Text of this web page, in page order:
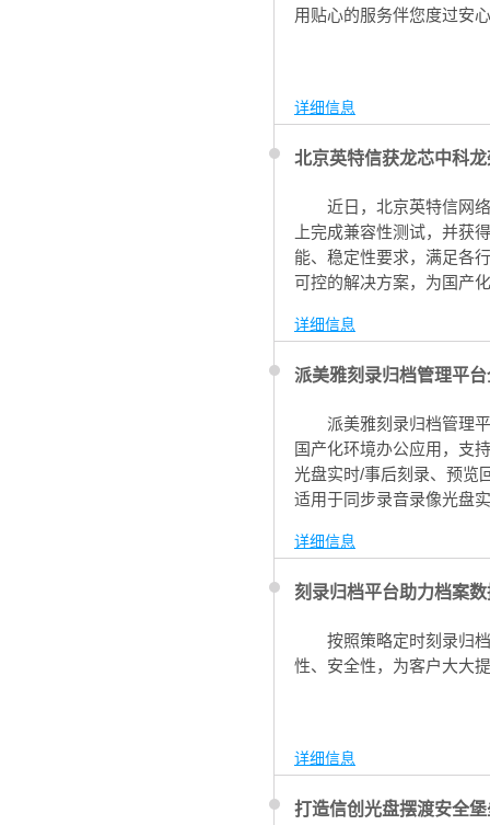
用贴心的服务伴您度过安
详细信息
北京英特信获龙芯中科
近日，北京英特信网
上完成兼容性测试，并获
能、稳定性要求，满足各
可控的解决方案，为国产
详细信息
派美雅刻录归档管理平
派美雅刻录归档管理
国产化环境办公应用，支
光盘实时/事后刻录、预览
适用于同步录音录像光盘
详细信息
刻录归档平台助力档案
按照策略定时刻录归
性、安全性，为客户大大
详细信息
打造信创光盘摆渡安全